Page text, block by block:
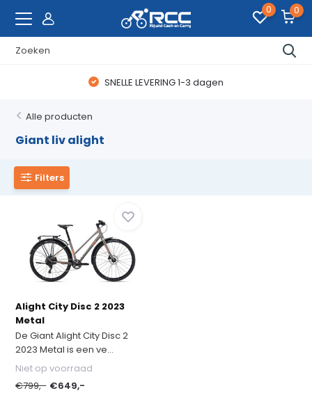
0 0
SNELLE LEVERING 1-3 dagen
Alle producten
Giant liv alight
Filters
Alight City Disc 2 2023
Metal
De Giant Alight City Disc 2
2023 Metal is een ve...
Niet op voorraad
€799,- €649,-